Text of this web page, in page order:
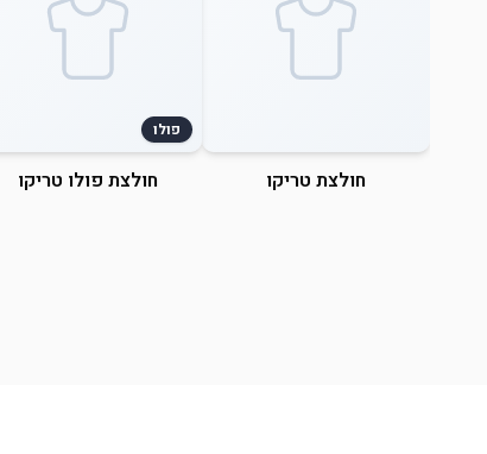
חולצת טריקו
פולו
חולצת פולו טריקו